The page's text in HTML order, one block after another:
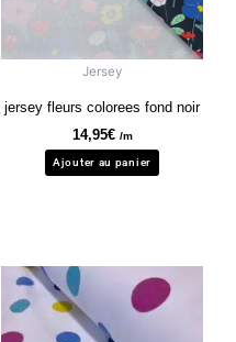
Jersey
jersey fleurs colorees fond noir
14,95€ /m
Ajouter au panier